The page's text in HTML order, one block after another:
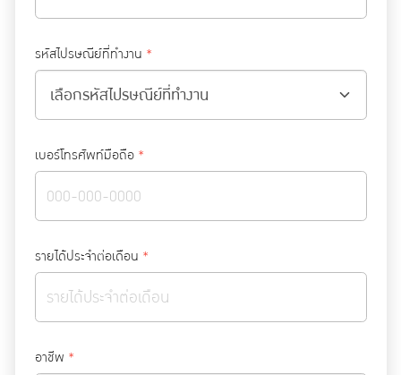
รหัสไปรษณีย์ที่ทำงาน *
เบอร์โทรศัพท์มือถือ*
รายได้ประจำต่อเดือน *
อาชีพ *